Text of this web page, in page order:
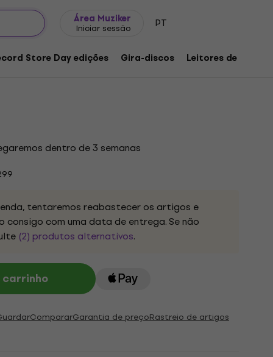
Área Muziker
Iniciar sessão PT
Store Day edições Gira-discos Leitores de música
Inland Empire (Limited Edition)
dentro de 3 semanas
tentaremos reabastecer os artigos e
com uma data de entrega. Se não
(2) produtos alternativos.
CompararGarantia de preçoRastreio de artigos